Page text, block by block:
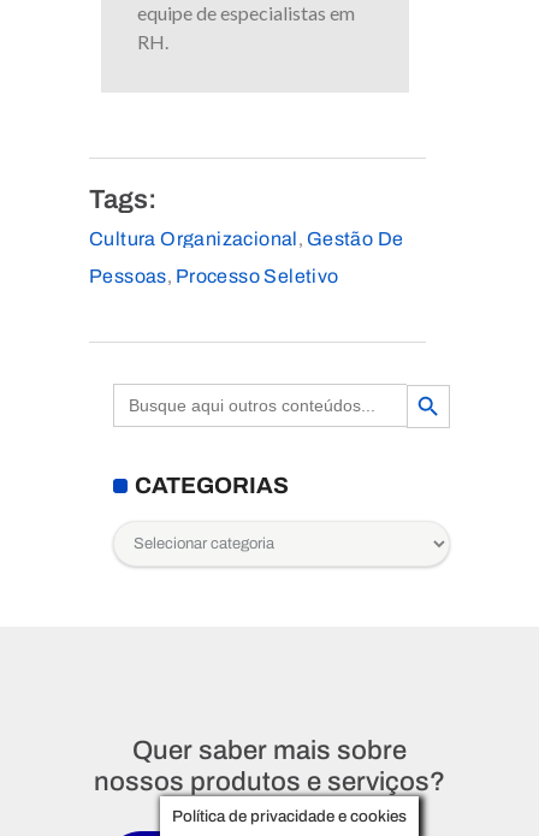
equipe de especialistas em
RH.
Tags:
Cultura Organizacional , Gestão De
Pessoas, Processo Seletivo
Search
for:
Search Button
CATEGORIAS
Categorias
Quer saber mais sobre
nossos produtos e serviços?
Política de privacidade e cookies